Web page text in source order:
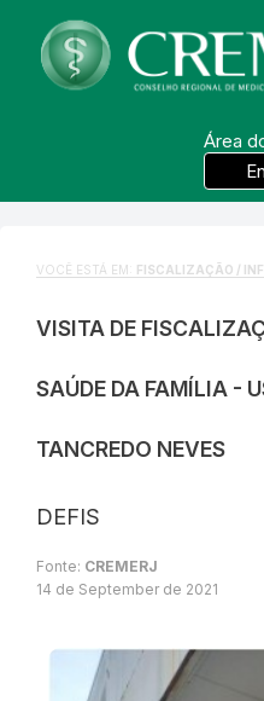
Área
VOCÊ ESTÁ EM: FISCALIZAÇÃO /
VISITA DE
SAÚDE DA FAMÍLIA -
TANCREDO NEVES
DEFIS
Fonte: CREMERJ
14 de September de 2021